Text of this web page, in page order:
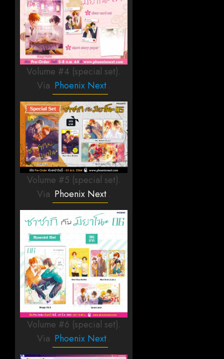
Volume #4 (special set).
Via Phoenix Next .
Volume #5 (special set).
Via Phoenix Next .
Volume #6 (special set).
Via Phoenix Next .